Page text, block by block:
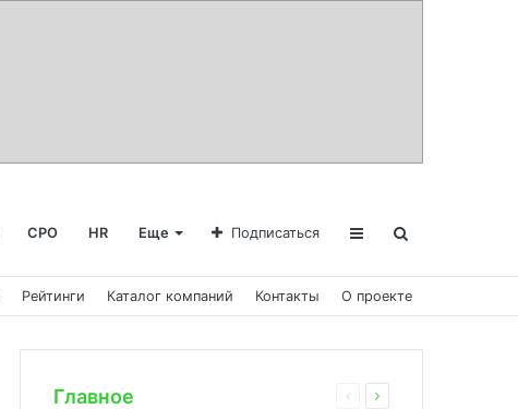
СРО HR Еще Подписаться
Рейтинги Каталог компаний Контакты О проекте
Главное